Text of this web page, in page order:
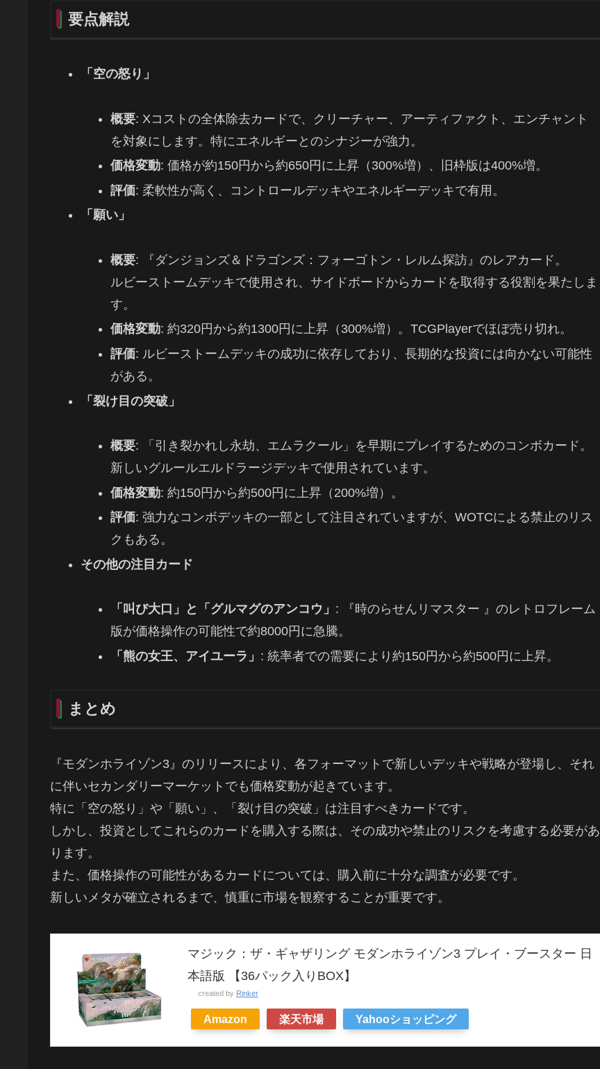
要点解説
「空の怒り」
概要: Xコストの全体除去カードで、クリーチャー、アーティファクト、エンチャント
を対象にします。特にエネルギーとのシナジーが強力。
価格変動: 価格が約150円から約650円に上昇（300%増）、旧枠版は400%増。
評価: 柔軟性が高く、コントロールデッキやエネルギーデッキで有用。
「願い」
概要: 『ダンジョンズ＆ドラゴンズ：フォーゴトン・レルム探訪』のレアカード。
ルビーストームデッキで使用され、サイドボードからカードを取得する役割を果たしま
す。
価格変動: 約320円から約1300円に上昇（300%増）。TCGPlayerでほぼ売り切れ。
評価: ルビーストームデッキの成功に依存しており、長期的な投資には向かない可能性
がある。
「裂け目の突破」
概要: 「引き裂かれし永劫、エムラクール」を早期にプレイするためのコンボカード。
新しいグルールエルドラージデッキで使用されています。
価格変動: 約150円から約500円に上昇（200%増）。
評価: 強力なコンボデッキの一部として注目されていますが、WOTCによる禁止のリス
クもある。
その他の注目カード
「叫び大口」と「グルマグのアンコウ」 : 『時のらせんリマスター 』のレトロフレーム
版が価格操作の可能性で約8000円に急騰。
「熊の女王、アイユーラ」 : 統率者での需要により約150円から約500円に上昇。
まとめ
『モダンホライゾン3』のリリースにより、各フォーマットで新しいデッキや戦略が登場し、それ
に伴いセカンダリーマーケットでも価格変動が起きています。
特に「空の怒り」や「願い」、「裂け目の突破」は注目すべきカードです。
しかし、投資としてこれらのカードを購入する際は、その成功や禁止のリスクを考慮する必要があ
ります。
また、価格操作の可能性があるカードについては、購入前に十分な調査が必要です。
新しいメタが確立されるまで、慎重に市場を観察することが重要です。
マジック：ザ・ギャザリング モダンホライゾン3 プレイ・ブースター 日
本語版 【36パック入りBOX】
created by Rinker
Amazon 楽天市場 Yahooショッピング